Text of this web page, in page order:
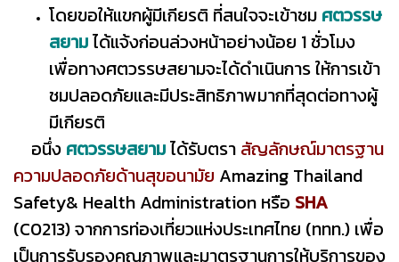
โดยขอให้แขกผู้มีเกียรติ ที่สนใจจะเข้าชม ศตวรรษ
สยามได้แจ้งก่อนล่วงหน้าอย่างน้อย 1 ชั่วโมง
เพื่อทางศตวรรษสยามจะได้ดำเนินการ ให้การเข้า
ชมปลอดภัยและมีประสิทธิภาพมากที่สุดต่อทางผู้
มีเกียรติ
อนึ่ง ศตวรรษสยามได้รับตรา สัญลักษณ์มาตรฐาน
ความปลอดภัยด้านสุขอนามัย Amazing Thailand
Safety& Health Administration หรือ SHA
(C0213) จากการท่องเที่ยวแห่งประเทศไทย (ททท.) เพื่อ
เป็นการรับรองคุณภาพและมาตรฐานการให้บริการของ